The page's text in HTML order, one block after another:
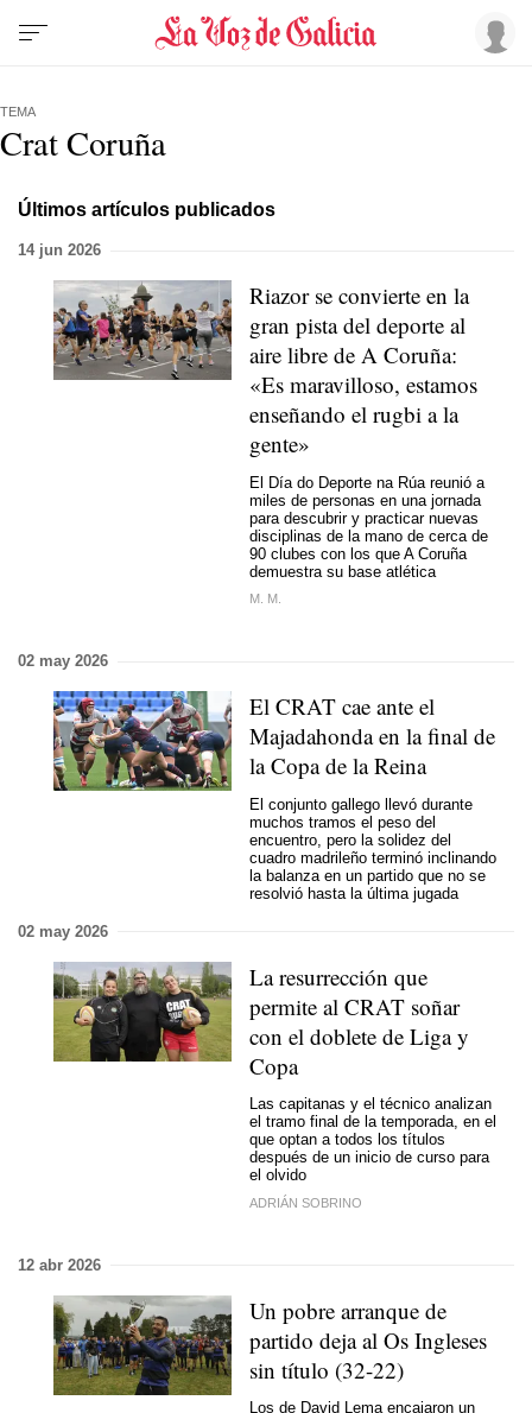
TEMA
Crat Coruña
Últimos artículos publicados
14 jun 2026
Riazor se convierte en la
gran pista del deporte al
aire libre de A Coruña:
«Es maravilloso, estamos
enseñando el rugbi a la
gente»
El Día do Deporte na Rúa reunió a
miles de personas en una jornada
para descubrir y practicar nuevas
disciplinas de la mano de cerca de
90 clubes con los que A Coruña
demuestra su base atlética
M. M.
02 may 2026
El CRAT cae ante el
Majadahonda en la final de
la Copa de la Reina
El conjunto gallego llevó durante
muchos tramos el peso del
encuentro, pero la solidez del
cuadro madrileño terminó inclinando
la balanza en un partido que no se
resolvió hasta la última jugada
02 may 2026
La resurrección que
permite al CRAT soñar
con el doblete de Liga y
Copa
Las capitanas y el técnico analizan
el tramo final de la temporada, en el
que optan a todos los títulos
después de un inicio de curso para
el olvido
ADRIÁN SOBRINO
12 abr 2026
Un pobre arranque de
partido deja al Os Ingleses
sin título (32-22)
Los de David Lema encajaron un